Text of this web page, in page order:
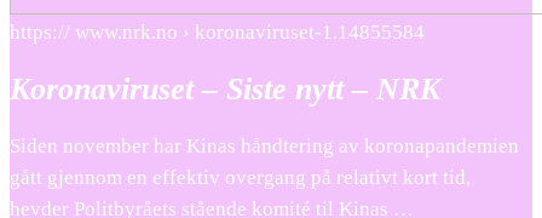
https:// www.nrk.no › koronaviruset-1.14855584
Koronaviruset – Siste nytt – NRK
Siden november har Kinas håndtering av koronapandemien
gått gjennom en effektiv overgang på relativt kort tid,
hevder Politbyråets stående komité til Kinas …